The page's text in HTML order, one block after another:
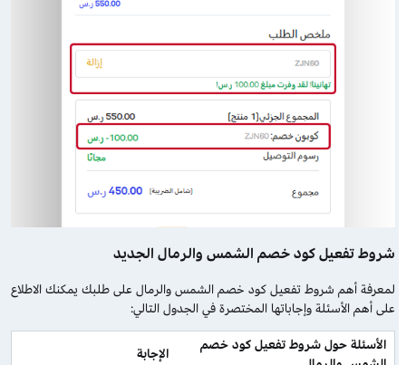
شروط تفعيل كود خصم الشمس والرمال الجديد
لمعرفة أهم شروط تفعيل كود خصم الشمس والرمال على طلبك يمكنك الاطلاع
على أهم الأسئلة وإجاباتها المختصرة في الجدول التالي:
الأسئلة حول شروط تفعيل كود خصم
الإجابة